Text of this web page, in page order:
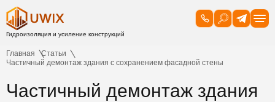
Главная
Статьи
Частичный демонтаж здания с сохранением фасадной стены
Частичный демонтаж здания